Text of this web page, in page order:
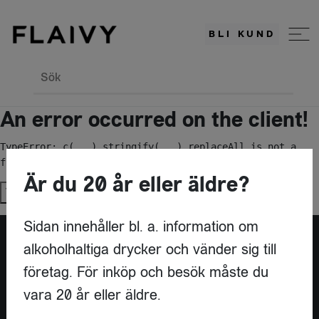
BLI KUND
Sök
An error occurred on the client!
TypeError: c(...).stringify(...).replaceAll is not a
function
Try again
Är du leverantör?
Är du 20 år eller äldre?
Sidan innehåller bl. a. information om
alkoholhaltiga drycker och vänder sig till
företag. För inköp och besök måste du
vara 20 år eller äldre.